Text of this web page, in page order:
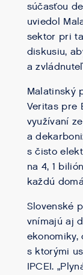
súčasťou
uviedol
sektor pri
diskusiu,
a
Malatinský
Veritas pre
využívaní
a
s čisto
na 4, 1
každú
Slovenské
vnímajú aj
s ktorými
IPCEI.